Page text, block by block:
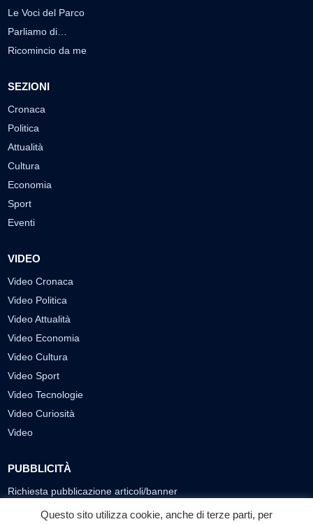
Le Voci del Parco
Parliamo di…
Ricomincio da me
SEZIONI
Cronaca
Politica
Attualità
Cultura
Economia
Sport
Eventi
VIDEO
Video Cronaca
Video Politica
Video Attualità
Video Economia
Video Cultura
Video Sport
Video Tecnologie
Video Curiosità
Video
PUBBLICITÀ
Richiesta pubblicazione articoli/banner
SEGUICI SUI SOCIAL
Questo sito utilizza cookie, anche di terze parti, per